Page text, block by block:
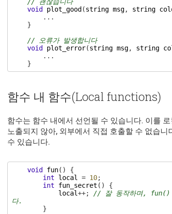
void
plot_good (string msg, string
. . .
}
// 오류가 발생합니다
void
plot_error(string msg, string
. . .
}
함수 내 함수(Local functions)
함수는 함수 내에서 선언될 수 있습니다. 이를
노출되지 않아, 외부에서 직접 호출할 수 없습
수 있습니다.
void fun( )
{
int
local = 10;
int
fun_secret ( )
{
local++;
// 잘 동작하며, fun()
다.
}